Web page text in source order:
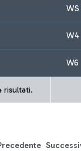
WS
W4
W6
risultati.